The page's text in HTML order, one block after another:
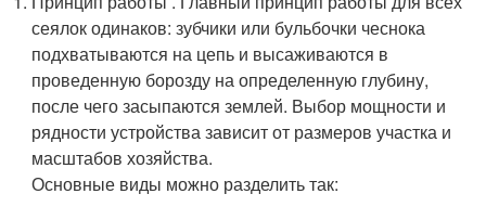
сеялок одинаков: зубчики или бульбочки чеснока
подхватываются на цепь и высаживаются в
проведенную борозду на определенную глубину,
после чего засыпаются землей. Выбор мощности и
рядности устройства зависит от размеров участка и
масштабов хозяйства.
Основные виды можно разделить так: